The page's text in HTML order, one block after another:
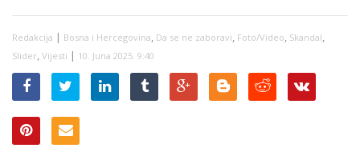
promijenila
Redakcija | Bosna i Hercegovina, Da se ne zaboravi, Foto/Video, Skandal,
Slider, Vijesti | 10. Juna 2025. 9:40